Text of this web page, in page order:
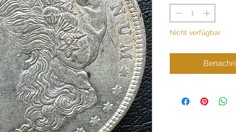
Nicht verfügbar